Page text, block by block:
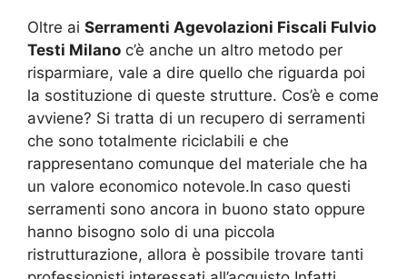
Oltre ai Serramenti Agevolazioni Fiscali Fulvio
Testi Milano c’è anche un altro metodo per
risparmiare, vale a dire quello che riguarda poi
la sostituzione di queste strutture. Cos’è e come
avviene? Si tratta di un recupero di serramenti
che sono totalmente riciclabili e che
rappresentano comunque del materiale che ha
un valore economico notevole.In caso questi
serramenti sono ancora in buono stato oppure
hanno bisogno solo di una piccola
ristrutturazione, allora è possibile trovare tanti